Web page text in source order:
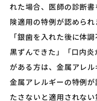
れた場合、医師の診断
険適用の特例が認められ
「銀歯を入れた後に体
黒ずんできた」「口内
がある方は、金属アレル
金属アレルギーの特例
たさないと適用されな